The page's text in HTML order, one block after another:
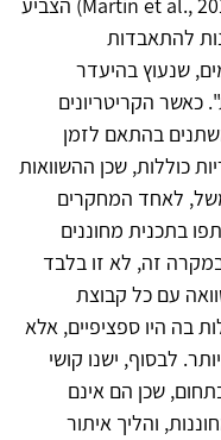
בנוסף, מחקרם של מרטין ועמיתיה (Martin et al., 2010) הצביע
להתאבדות
שנעוץ בהיעדר
כאשר הקריטריונים
בהתאם לזמן
כוללות, שכן ההשוואות
לאחד המחקרים
בתכנית מחוננים
במקרה זה, לא זו בלבד
עם כל קבוצת
בה היו ספציפיים, אלא
לבסוף, ישנו קושי
שכן הם אינם
והליך איתור